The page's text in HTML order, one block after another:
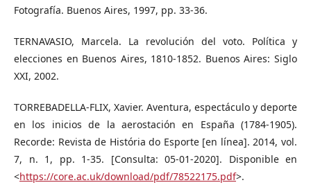
Fotografía. Buenos Aires, 1997, pp. 33-36.
TERNAVASIO, Marcela. La revolución del voto. Política y
elecciones en Buenos Aires, 1810-1852. Buenos Aires: Siglo
XXI, 2002.
TORREBADELLA-FLIX, Xavier. Aventura, espectáculo y deporte
en los inicios de la aerostación en España (1784-1905).
Recorde: Revista de História do Esporte [en línea]. 2014, vol.
7, n. 1, pp. 1-35. [Consulta: 05-01-2020]. Disponible en
<https://core.ac.uk/download/pdf/78522175.pdf>.